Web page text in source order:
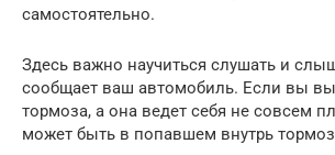
самостоятельно.
Здесь важно научиться слушать и
сообщает ваш автомобиль. Если вы
тормоза, а она ведет себя не совсем
может быть в попавшем внутрь